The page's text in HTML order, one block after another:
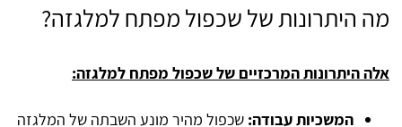
מה היתרונות של שכפול מפתח למלגזה?
אלה היתרונות המרכזיים של שכפול מפתח למלגזה:
המשכיות עבודה: שכפול מהיר מונע השבתה של המלגזה